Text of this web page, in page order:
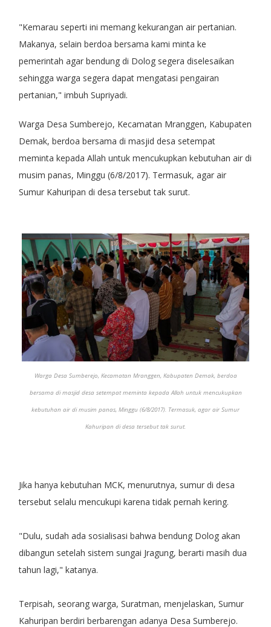
"Kemarau seperti ini memang kekurangan air pertanian.
Makanya, selain berdoa bersama kami minta ke
pemerintah agar bendung di Dolog segera diselesaikan
sehingga warga segera dapat mengatasi pengairan
pertanian," imbuh Supriyadi.
Warga Desa Sumberejo, Kecamatan Mranggen, Kabupaten
Demak, berdoa bersama di masjid desa setempat
meminta kepada Allah untuk mencukupkan kebutuhan air di
musim panas, Minggu (6/8/2017). Termasuk, agar air
Sumur Kahuripan di desa tersebut tak surut.
Warga Desa Sumberejo, Kecamatan Mranggen, Kabupaten Demak, berdoa
bersama di masjid desa setempat meminta kepada Allah untuk mencukupkan
kebutuhan air di musim panas, Minggu (6/8/2017). Termasuk, agar air Sumur
Kahuripan di desa tersebut tak surut.
Jika hanya kebutuhan MCK, menurutnya, sumur di desa
tersebut selalu mencukupi karena tidak pernah kering.
"Dulu, sudah ada sosialisasi bahwa bendung Dolog akan
dibangun setelah sistem sungai Jragung, berarti masih dua
tahun lagi," katanya.
Terpisah, seorang warga, Suratman, menjelaskan, Sumur
Kahuripan berdiri berbarengan adanya Desa Sumberejo.